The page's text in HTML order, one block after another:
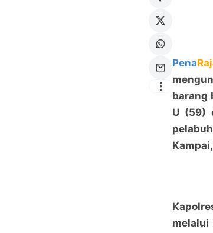
Pena
barang
U (59)
melalui